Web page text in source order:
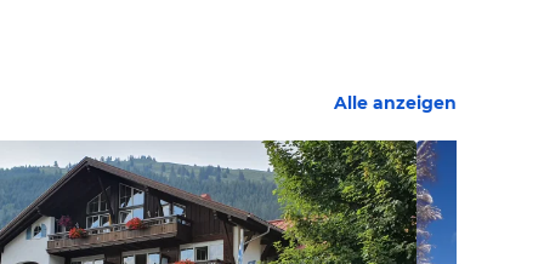
Alle anzeigen